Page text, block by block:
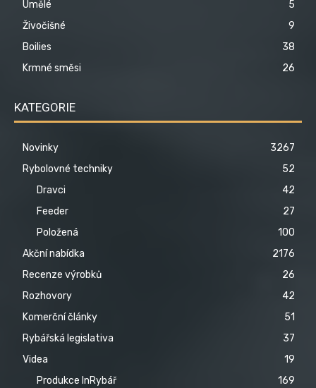
Umělé
5
Živočišné
9
Boilies
38
Krmné směsi
26
KATEGORIE
Novinky
3267
Rybolovné techniky
52
Dravci
42
Feeder
27
Položená
100
Akční nabídka
2176
Recenze výrobků
26
Rozhovory
42
Komerční články
51
Rybářská legislativa
37
Videa
19
Produkce InRybář
169